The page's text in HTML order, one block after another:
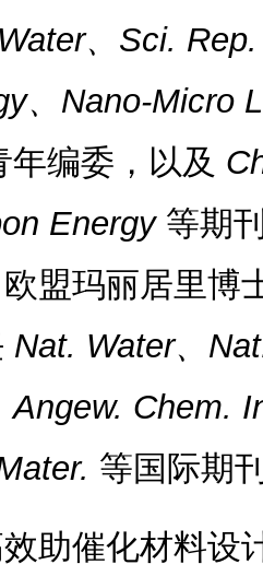
、Sci.
、Nano-Micro
年编委，以及
Energy 等期
盟玛丽居里博
Nat. Water、
Angew. Chem.
等国际期
助催化材料设